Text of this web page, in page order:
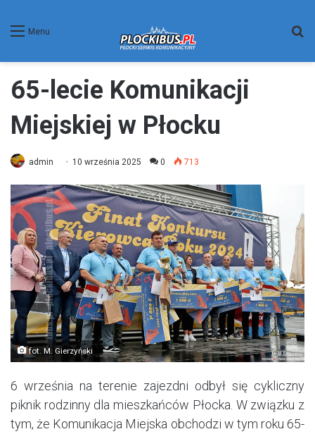
Menu
65-lecie Komunikacji
Miejskiej w Płocku
admin 10 września 2025 0 713
fot. M. Gierzyński
6 września na terenie zajezdni odbył się cykliczny
piknik rodzinny dla mieszkańców Płocka. W związku z
tym, że Komunikacja Miejska obchodzi w tym roku 65-